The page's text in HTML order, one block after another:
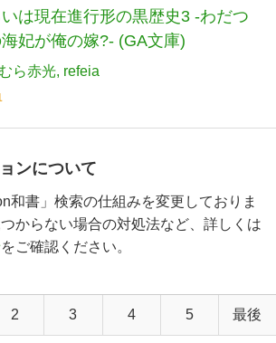
は現在進行形の黒歴史3 -わだつ
妃が俺の嫁?- (GA文庫)
ら赤光 refeia
ンについて
和書」検索の仕組みを変更しておりま
からない場合の対処法など、詳しくは
をご確認ください。
2 3 4 5 最後